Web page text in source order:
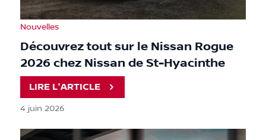
Nouvelles
Découvrez tout sur le Nissan Rogue
2026 chez Nissan de St-Hyacinthe
LIRE L'ARTICLE
4 juin 2026